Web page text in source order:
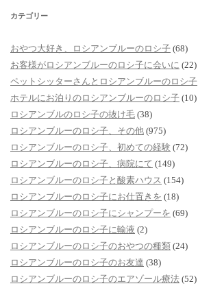
カテゴリー
おやつ大好き、ロシアンブルーのロシ子 (68)
お客様がロシアンブルーのロシ子に会いに (22)
ペットシッターさんとロシアンブルーのロシ子
ホテルにお泊りのロシアンブルーのロシ子 (10)
ロシアンブルのロシ子の抜け毛 (38)
ロシアンブルーのロシ子、その他 (975)
ロシアンブルーのロシ子、初めての経験 (72)
ロシアンブルーのロシ子、病院にて (149)
ロシアンブルーのロシ子と酸素ハウス (154)
ロシアンブルーのロシ子にお仕置きを (18)
ロシアンブルーのロシ子にシャンプーを (69)
ロシアンブルーのロシ子に輸液 (2)
ロシアンブルーのロシ子のおやつの種類 (24)
ロシアンブルーのロシ子のお友達 (38)
ロシアンブルーのロシ子のエアゾール療法 (52)